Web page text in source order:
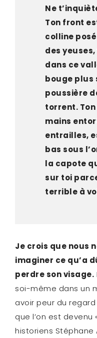
Ne
Ton front
colline
des
dans ce
bouge plus
poussière
torrent.
mains
entrailles,
bas sous
la capote
sur toi
terrible à
Je crois que nous
imaginer ce qu’a
perdre son visage.
soi-même dans un
avoir peur du
que l’on est devenu
historiens